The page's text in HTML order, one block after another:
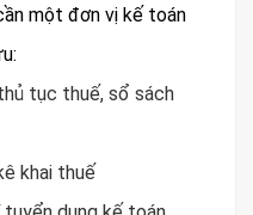
một đơn vị kế toán
tục thuế, sổ sách
khai thuế